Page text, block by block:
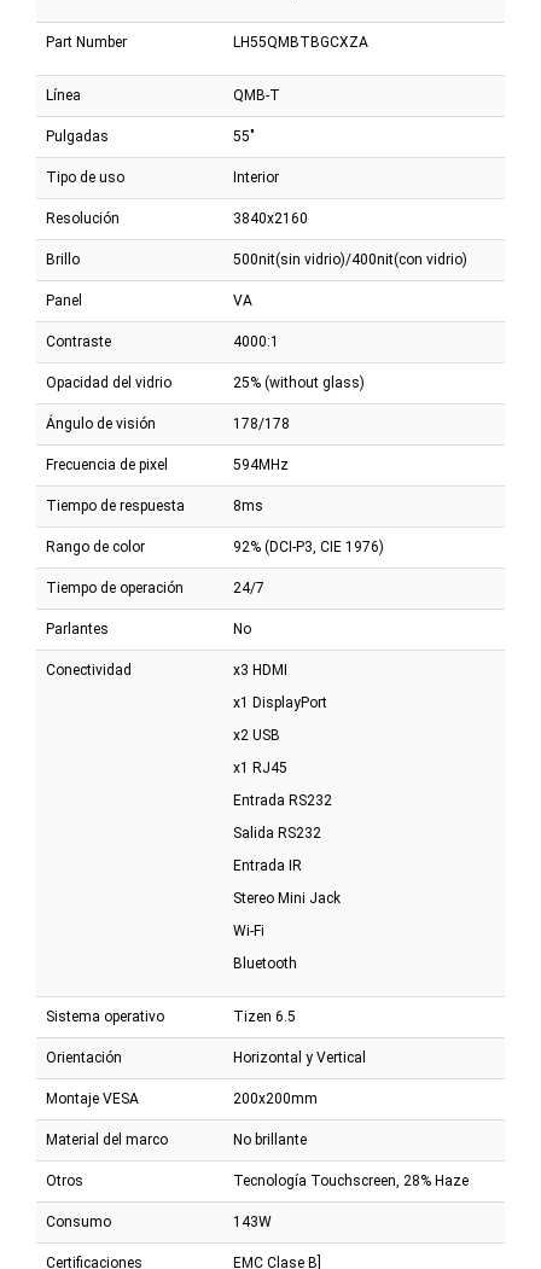
Part Number LH55QMBTBGCXZA
Línea QMB-T
Pulgadas 55"
Tipo de uso Interior
Resolución 3840x2160
Brillo 500nit(sin vidrio)/400nit(con vidrio)
Panel VA
Contraste 4000:1
Opacidad del vidrio 25% (without glass)
Ángulo de visión 178/178
Frecuencia de pixel 594MHz
Tiempo de respuesta 8ms
Rango de color 92% (DCI-P3, CIE 1976)
Tiempo de operación 24/7
Parlantes No
Conectividad
x3 HDMI
x1 DisplayPort
x2 USB
x1 RJ45
Entrada RS232
Salida RS232
Entrada IR
Stereo Mini Jack
Wi-Fi
Bluetooth
Sistema operativo Tizen 6.5
Orientación Horizontal y Vertical
Montaje VESA 200x200mm
Material del marco No brillante
Otros Tecnología Touchscreen, 28% Haze
Consumo 143W
Certificaciones EMC Clase B]